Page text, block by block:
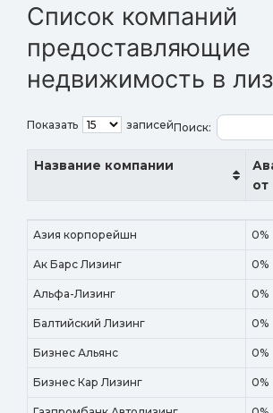
Список компаний
предоставляющие
недвижимость в
Показать записейПоиск:
Название компании
от
Название компании
Азия корпорейшн 0%
Ак Барс Лизинг 0%
Альфа-Лизинг 0%
Балтийский Лизинг 0%
Бизнес Альянс 0%
Бизнес Кар Лизинг 0%